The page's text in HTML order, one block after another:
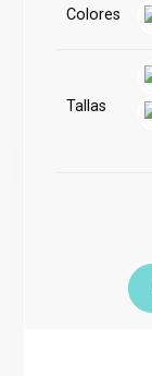
Colores
Tallas